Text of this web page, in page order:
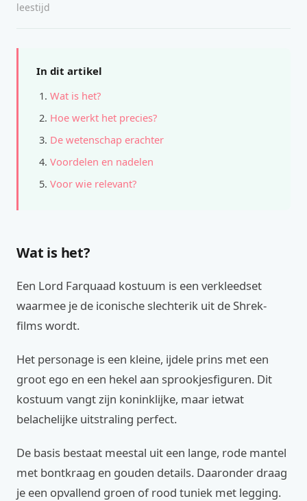
leestijd
In dit artikel
Wat is het?
Hoe werkt het precies?
De wetenschap erachter
Voordelen en nadelen
Voor wie relevant?
Wat is het?
Een Lord Farquaad kostuum is een verkleedset
waarmee je de iconische slechterik uit de Shrek-
films wordt.
Het personage is een kleine, ijdele prins met een
groot ego en een hekel aan sprookjesfiguren. Dit
kostuum vangt zijn koninklijke, maar ietwat
belachelijke uitstraling perfect.
De basis bestaat meestal uit een lange, rode mantel
met bontkraag en gouden details. Daaronder draag
je een opvallend groen of rood tuniek met legging.